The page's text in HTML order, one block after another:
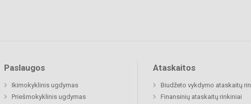
Paslaugos
Ikimokyklinis ugdymas
Priešmokyklinis ugdymas
Ataskaitos
Biudžeto vykdymo ataskaitų
Finansinių ataskaitų rinkiniai